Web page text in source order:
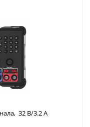
32 В/3.2 А